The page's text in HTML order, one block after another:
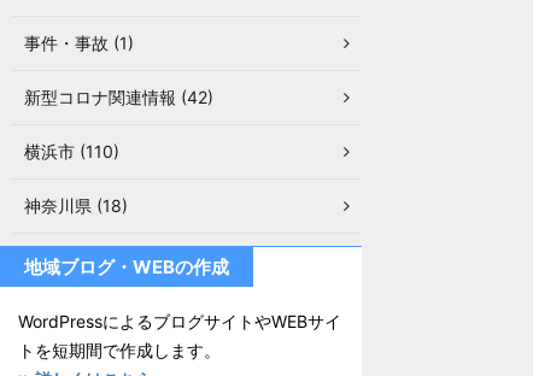
事件・事故 (1)
新型コロナ関連情報 (42)
横浜市 (110)
神奈川県 (18)
地域ブログ・WEBの作成
WordPressによるブログサイトやWEBサイ
トを短期間で作成します。